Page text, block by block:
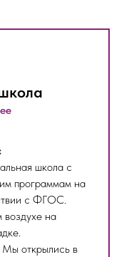
школа с
программам на
с ФГОС.
воздухе на
открылись в